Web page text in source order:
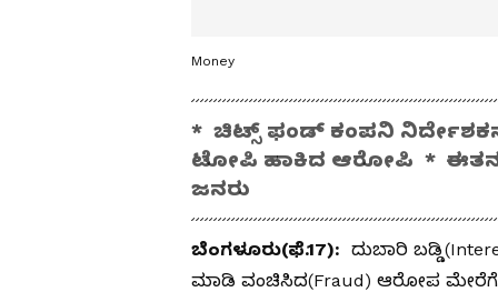
Money
* ಚಿಟ್ಸ್‌ ಫಂಡ್‌ ಕಂಪನಿ
ಟೋಪಿ ಹಾಕಿದ ಆರೋಪಿ * ಈತನ
ಜನರು
ಬೆಂಗಳೂರು(ಫೆ.17): ದುಬಾರಿ
ಮಾಡಿ ವಂಚಿಸಿದ(Fraud) ಆರೋಪ ಮೇರೆಗೆ